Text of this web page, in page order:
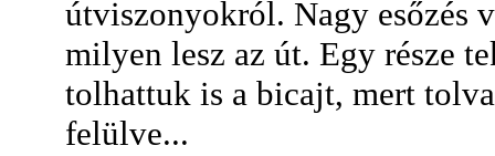
útviszonyokról. Nagy esőzés
milyen lesz az út. Egy része
tolhattuk is a bicajt, mert
felülve...